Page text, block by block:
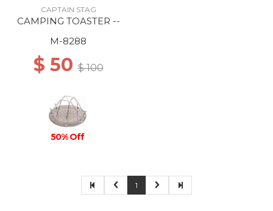
CAPTAIN STAG
CAMPING TOASTER --
M-8288
$ 50$ 100
50% Off
1